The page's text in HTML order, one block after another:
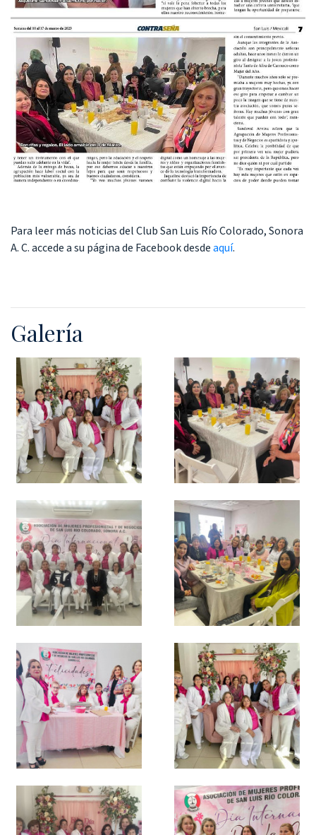
Para leer más noticias del Club San Luis Río Colorado, Sonora
A. C. accede a su página de Facebook desdeaquí.
Galería